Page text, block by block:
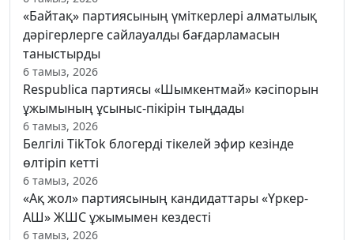
«Байтақ» партиясының үміткерлері алматылық
дәрігерлерге сайлауалды бағдарламасын
таныстырды
6 тамыз, 2026
Respublica партиясы «Шымкентмай» кәсіпорын
ұжымының ұсыныс-пікірін тыңдады
6 тамыз, 2026
Белгілі TikTok блогерді тікелей эфир кезінде
өлтіріп кетті
6 тамыз, 2026
«Ақ жол» партиясының кандидаттары «Үркер-
АШ» ЖШС ұжымымен кездесті
6 тамыз, 2026